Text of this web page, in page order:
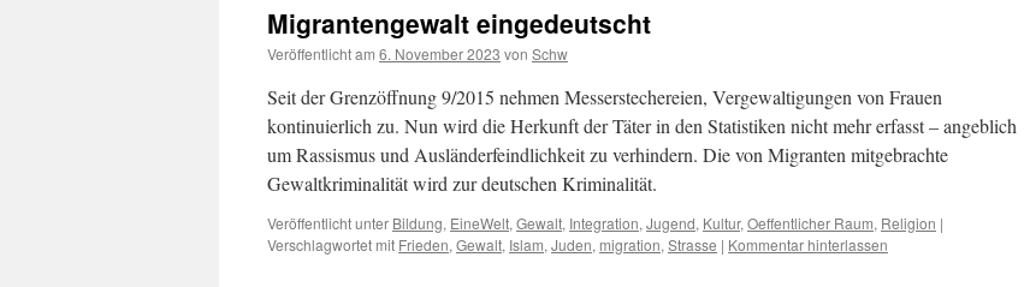
Migrantengewalt eingedeutscht
Veröffentlicht am 6. November 2023 von Schw
Seit der Grenzöffnung 9/2015 nehmen Messerstechereien, Vergewaltigungen von Frauen
kontinuierlich zu. Nun wird die Herkunft der Täter in den Statistiken nicht mehr erfasst – angeblich
um Rassismus und Ausländerfeindlichkeit zu verhindern. Die von Migranten mitgebrachte
Gewaltkriminalität wird zur deutschen Kriminalität.
Veröffentlicht unter Bildung, EineWelt, Gewalt, Integration, Jugend, Kultur, Oeffentlicher Raum, Religion |
Verschlagwortet mit Frieden, Gewalt, Islam, Juden, migration, Strasse | Kommentar hinterlassen